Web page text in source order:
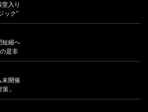
入り
ック”
短縮へ
是非
未開催
」